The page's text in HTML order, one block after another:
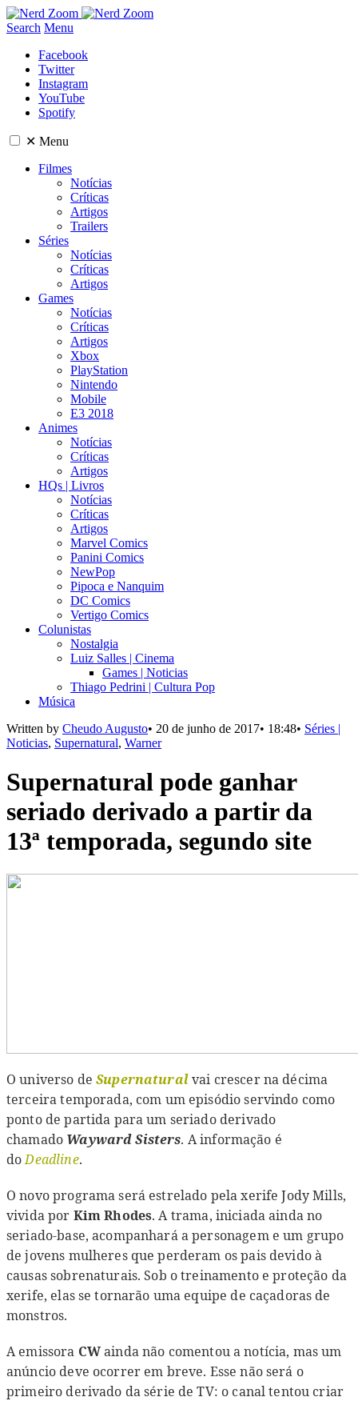
Search Menu
Facebook
Twitter
Instagram
YouTube
Spotify
✕ Menu
Filmes
Notícias
Críticas
Artigos
Trailers
Séries
Notícias
Críticas
Artigos
Games
Notícias
Críticas
Artigos
Xbox
PlayStation
Nintendo
Mobile
E3 2018
Animes
Notícias
Críticas
Artigos
HQs | Livros
Notícias
Críticas
Artigos
Marvel Comics
Panini Comics
NewPop
Pipoca e Nanquim
DC Comics
Vertigo Comics
Colunistas
Nostalgia
Luiz Salles | Cinema
Games | Noticias
Thiago Pedrini | Cultura Pop
Música
Written by Cheudo Augusto• 20 de junho de 2017• 18:48• Séries |
Noticias, Supernatural, Warner
Supernatural pode ganhar
seriado derivado a partir da
13ª temporada, segundo site
O universo de Supernaturalvai crescer na décima
terceira temporada, com um episódio servindo como
ponto de partida para um seriado derivado
chamado Wayward Sisters. A informação é
doDeadline.
O novo programa será estrelado pela xerife Jody Mills,
vivida por Kim Rhodes. A trama, iniciada ainda no
seriado-base, acompanhará a personagem e um grupo
de jovens mulheres que perderam os pais devido à
causas sobrenaturais. Sob o treinamento e proteção da
xerife, elas se tornarão uma equipe de caçadoras de
monstros.
A emissora CWainda não comentou a notícia, mas um
anúncio deve ocorrer em breve. Esse não será o
primeiro derivado da série de TV: o canal tentou criar